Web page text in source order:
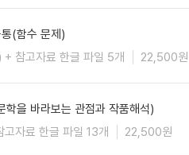
(함수 문제)
+ 참고자료 한글 파일 5개 22,500원
학을 바라보는 관점과 작품해석)
자료 한글 파일 13개 22,500원